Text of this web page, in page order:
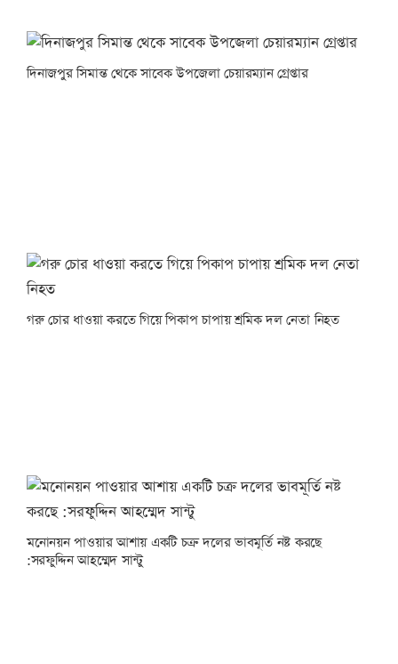
দিনাজপুর সিমান্ত থেকে সাবেক উপজেলা চেয়ারম্যান গ্রেপ্তার
গরু চোর ধাওয়া করতে গিয়ে পিকাপ চাপায় শ্রমিক দল নেতা নিহত
মনোনয়ন পাওয়ার আশায় একটি চক্র দলের ভাবমূর্তি নষ্ট করছে
:সরফুদ্দিন আহম্মেদ সান্টু